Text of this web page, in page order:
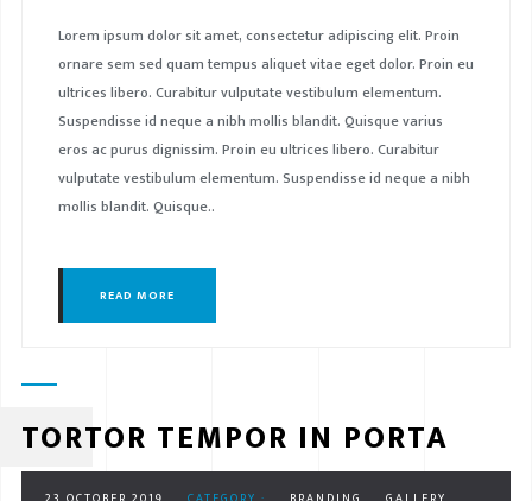
Lorem ipsum dolor sit amet, consectetur adipiscing elit. Proin
ornare sem sed quam tempus aliquet vitae eget dolor. Proin eu
ultrices libero. Curabitur vulputate vestibulum elementum.
Suspendisse id neque a nibh mollis blandit. Quisque varius
eros ac purus dignissim. Proin eu ultrices libero. Curabitur
vulputate vestibulum elementum. Suspendisse id neque a nibh
mollis blandit. Quisque..
READ MORE
TORTOR TEMPOR IN PORTA